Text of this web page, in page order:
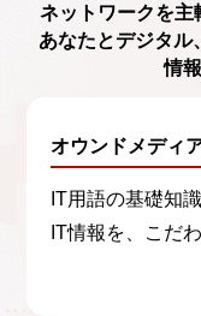
ネットワークを主
あなたとデジタル、
情
オウンドメディ
IT用語の基礎知
IT情報を、こだ